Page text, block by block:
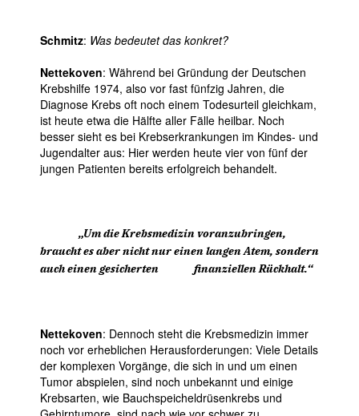
Schmitz: Was bedeutet das konkret?
Nettekoven: Während bei Gründung der Deutschen
Krebshilfe 1974, also vor fast fünfzig Jahren, die
Diagnose Krebs oft noch einem Todesurteil gleichkam,
ist heute etwa die Hälfte aller Fälle heilbar. Noch
besser sieht es bei Krebserkrankungen im Kindes- und
Jugendalter aus: Hier werden heute vier von fünf der
jungen Patienten bereits erfolgreich behandelt.
Um die Krebsmedizin voranzubringen,
braucht es aber nicht nur einen langen Atem, sondern
auch einen gesicherten
finanziellen Rückhalt.“
Nettekoven: Dennoch steht die Krebsmedizin immer
noch vor erheblichen Herausforderungen: Viele Details
der komplexen Vorgänge, die sich in und um einen
Tumor abspielen, sind noch unbekannt und einige
Krebsarten, wie Bauchspeicheldrüsenkrebs und